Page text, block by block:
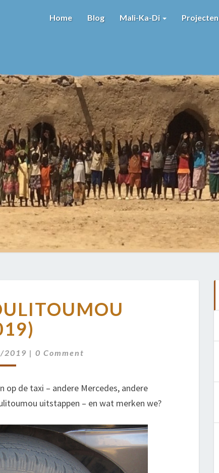
Home Blog Mali-Ka-Di Projecten
2019)
2019 |Comments
0 Comment
op de taxi – andere Mercedes, andere
uitstappen – en wat merken we?